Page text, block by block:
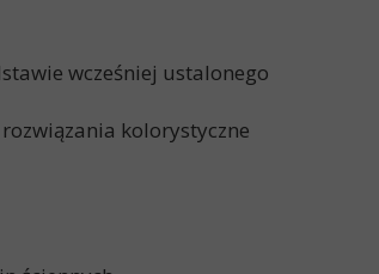
wcześniej ustalonego
kolorystyczne